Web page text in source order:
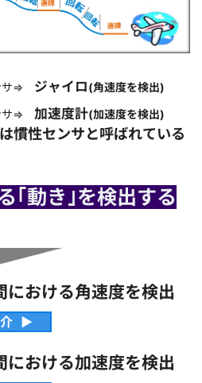
サ⇒ ジャイロ(角速度を検出)
サ⇒ 加速度計(加速度を検出)
慣性センサと呼ばれている
｢動き｣を検出する
における角速度を検出
における加速度を検出